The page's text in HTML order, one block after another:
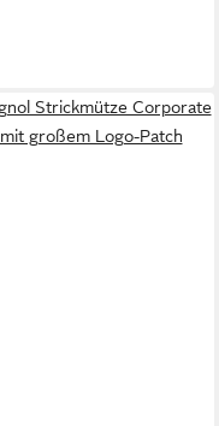
Strickmütze Corporate
großem Logo-Patch